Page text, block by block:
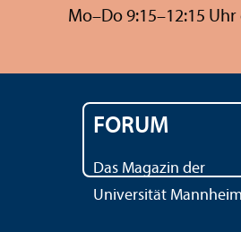
Mo–Do 9:15–12:15
FORUM
Das Magazin der
Universität Mannheim